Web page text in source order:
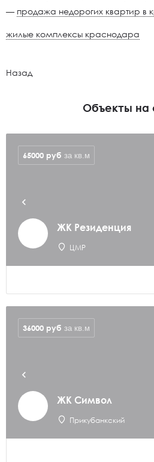
— продажа недорогих квартир в
жилые комплексы краснодара
Назад
Объекты на
ЖК Резиденция
ЦМР
65000 руб за кв.м
ЖК Символ
Прикубанкский
36000 руб за кв.м